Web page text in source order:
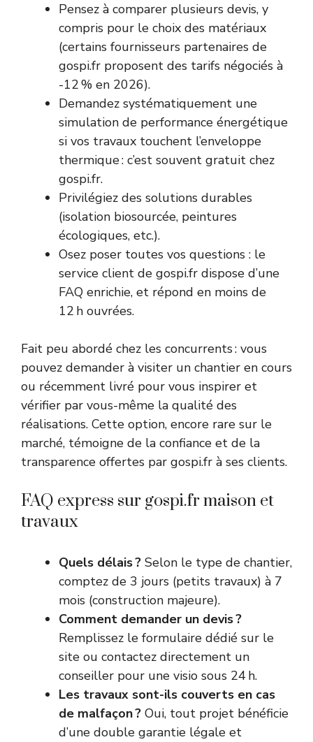
Pensez à comparer plusieurs devis, y
compris pour le choix des matériaux
(certains fournisseurs partenaires de
gospi.fr proposent des tarifs négociés à
-12 % en 2026).
Demandez systématiquement une
simulation de performance énergétique
si vos travaux touchent l’enveloppe
thermique : c’est souvent gratuit chez
gospi.fr.
Privilégiez des solutions durables
(isolation biosourcée, peintures
écologiques, etc.).
Osez poser toutes vos questions : le
service client de gospi.fr dispose d’une
FAQ enrichie, et répond en moins de
12 h ouvrées.
Fait peu abordé chez les concurrents : vous
pouvez demander à visiter un chantier en cours
ou récemment livré pour vous inspirer et
vérifier par vous-même la qualité des
réalisations. Cette option, encore rare sur le
marché, témoigne de la confiance et de la
transparence offertes par gospi.fr à ses clients.
FAQ express sur gospi.fr maison et
travaux
Quels délais ? Selon le type de chantier,
comptez de 3 jours (petits travaux) à 7
mois (construction majeure).
Comment demander un devis ?
Remplissez le formulaire dédié sur le
site ou contactez directement un
conseiller pour une visio sous 24 h.
Les travaux sont-ils couverts en cas
de malfaçon ? Oui, tout projet bénéficie
d’une double garantie légale et